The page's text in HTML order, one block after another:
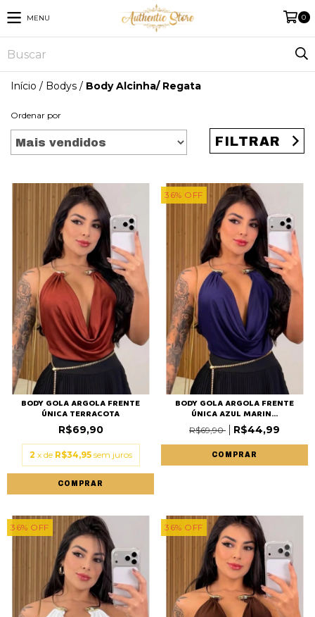
MENU 0
Início / Bodys / Body Alcinha/ Regata
Ordenar por
FILTRAR
BODY GOLA ARGOLA FRENTE
ÚNICA TERRACOTA
R$69,90
2 x de R$34,95 sem juros
COMPRAR
36% OFF
BODY GOLA ARGOLA FRENTE
ÚNICA AZUL MARIN...
R$69,90 R$44,99
COMPRAR
36% OFF 36% OFF